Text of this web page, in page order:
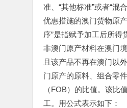
准、“其他标准”或者“混
优惠措施的澳门货物原
序”是指赋予加工后所
非澳门原产材料在澳门
且该产品不再在澳门以
门原产的原料、组合零
（FOB）的比值。该比
工。用公式表示如下：